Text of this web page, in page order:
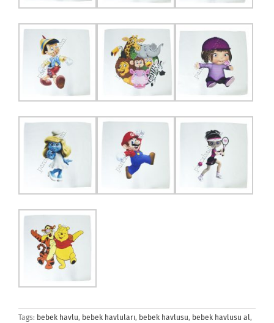
Tags: bebek havlu, bebek havluları, bebek havlusu, bebek havlusu al,